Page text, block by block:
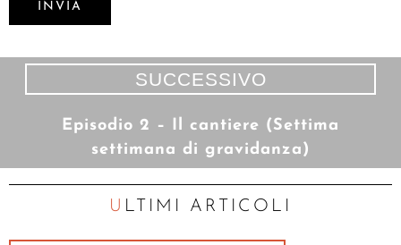
SUCCESSIVO
Episodio 2 – Il cantiere (Settima
settimana di gravidanza)
ULTIMI ARTICOLI